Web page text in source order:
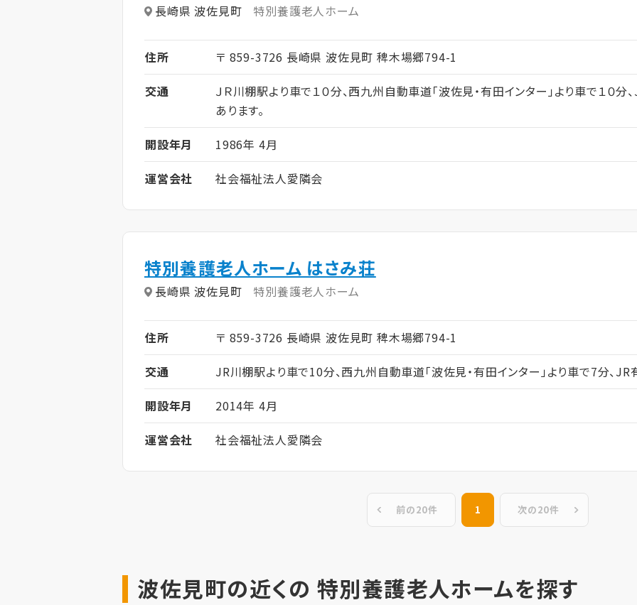
長崎県 波佐見町 特別養護老人ホーム
住所
〒 859-3726 長崎県 波佐見町 稗木場郷794-1
交通
ＪＲ川棚駅より車で１０分、西九州自動車道「波佐見・有田インター」より車で１０分
あります。
開設年月
1986年 4月
運営会社
社会福祉法人愛隣会
特別養護老人ホーム はさみ荘
長崎県 波佐見町 特別養護老人ホーム
住所
〒 859-3726 長崎県 波佐見町 稗木場郷794-1
交通
JR川棚駅より車で10分、西九州自動車道「波佐見・有田インター」より車で7分、
開設年月
2014年 4月
運営会社
社会福祉法人愛隣会
前の20件 1 次の20件
波佐見町の近くの 特別養護老人ホームを探す